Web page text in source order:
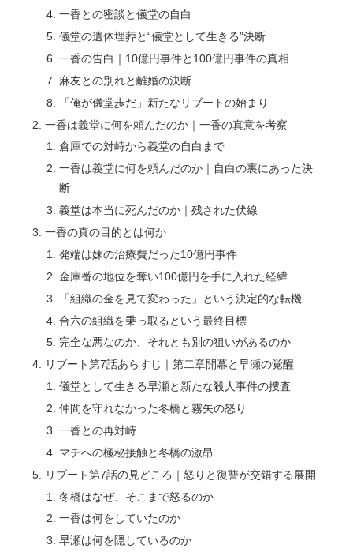
一香との密談と儀堂の自白
儀堂の遺体埋葬と“儀堂として生きる”決断
一香の告白｜10億円事件と100億円事件の真相
麻友との別れと離婚の決断
「俺が儀堂歩だ」新たなリブートの始まり
一香は義堂に何を頼んだのか｜一香の真意を考察
倉庫での対峙から義堂の自白まで
一香は義堂に何を頼んだのか｜自白の裏にあった決
断
義堂は本当に死んだのか｜残された伏線
一香の真の目的とは何か
発端は妹の治療費だった10億円事件
金庫番の地位を奪い100億円を手に入れた経緯
「組織の金を見て変わった」という決定的な転機
合六の組織を乗っ取るという最終目標
完全な悪なのか、それとも別の狙いがあるのか
リブート第7話あらすじ｜第二章開幕と早瀬の覚醒
儀堂として生きる早瀬と新たな殺人事件の捜査
仲間を守れなかった冬橋と霧矢の怒り
一香との再対峙
マチへの極秘接触と冬橋の激昂
リブート第7話の見どころ｜怒りと復讐が交錯する展開
冬橋はなぜ、そこまで怒るのか
一香は何をしていたのか
早瀬は何を隠しているのか